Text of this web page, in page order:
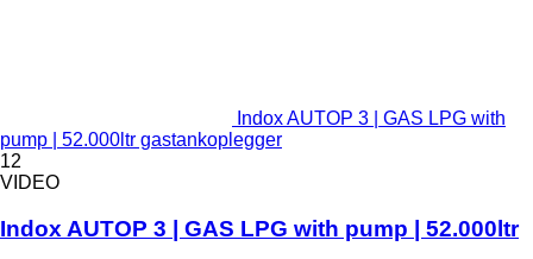
Indox AUTOP 3 | GAS LPG with
pump | 52.000ltr gastankoplegger
12
VIDEO
Indox AUTOP 3 | GAS LPG with pump | 52.000ltr